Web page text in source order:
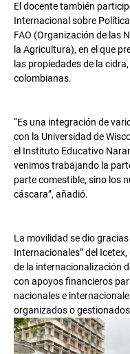
El docente también
Internacional sobre
FAO (Organización de las
la Agricultura), en el que
las propiedades de la
colombianas.
“Es una integración de
con la Universidad de
el Instituto Educativo
venimos trabajando la
parte comestible, sino los
cáscara”, añadió.
La movilidad se dio
Internacionales” del
de la internacionalización
con apoyos financieros
nacionales e
organizados o